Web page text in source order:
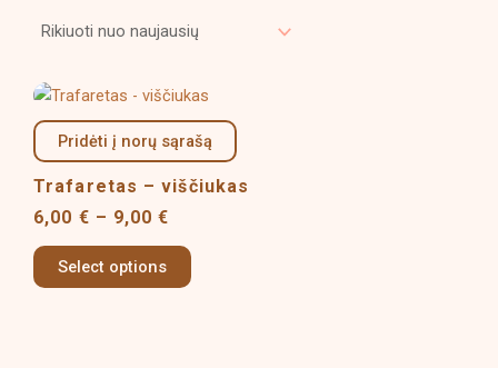
Pridėti į norų sąrašą
Trafaretas – viščiukas
6,00 € – 9,00€
Price
6,00 €
through
9,00 €
Select options
This
product
has
multiple
options
may